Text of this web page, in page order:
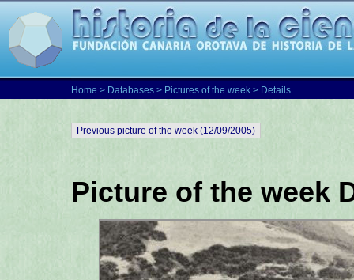
Home > Databases > Pictures of the week > Details
Previous picture of the week (12/09/2005)
Picture of the week